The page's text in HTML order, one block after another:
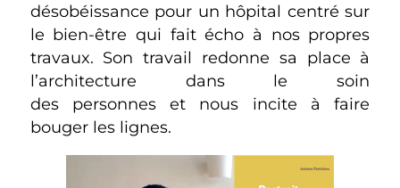
désobéissance pour un hôpital centré sur
le bien-être qui fait écho à nos propres
travaux. Son travail redonne sa place à
l’architecture dans le soin
des personnes et nous incite à faire
bouger les lignes.